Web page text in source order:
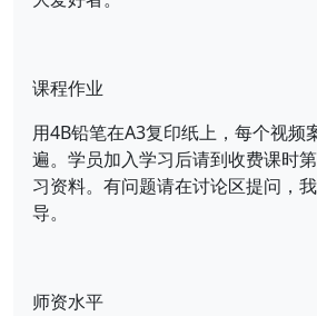
课程作业
用4B铅笔在A3复印纸上，每个视频
遍。学员加入学习后请到收费课时
习资料。有问题请在讨论区提问，
导。
师资水平